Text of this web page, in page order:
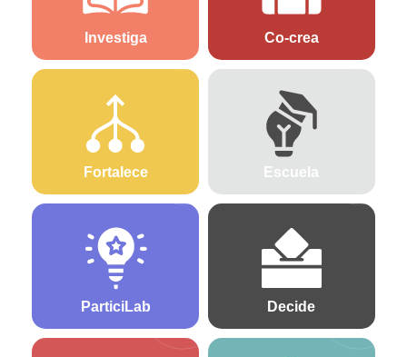
Investiga Co-crea
Fortalece Escuela
ParticiLab Decide